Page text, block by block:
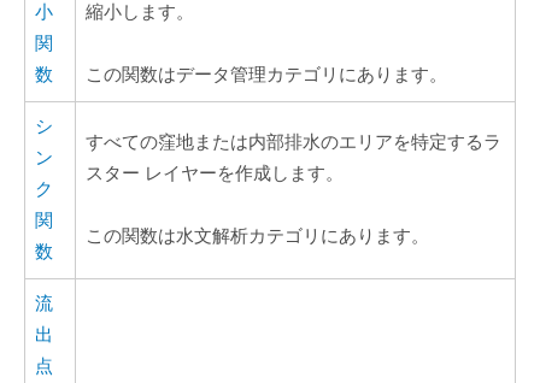
小
関
数
縮小します。
この関数はデータ管理カテゴリにあります。
シ
ン
ク
関
数
すべての窪地または内部排水のエリアを特定するラ
スター レイヤーを作成します。
この関数は水文解析カテゴリにあります。
流
出
点